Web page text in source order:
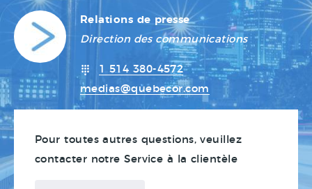
Relations de presse
Direction des communications
1 514 380-4572
medias@quebecor.com
Pour toutes autres questions, veuillez
contacter notre Service à la clientèle